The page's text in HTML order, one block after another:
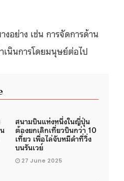
อย่าง เช่น การจัดการด้าน
นินการโดยมนุษย์ต่อไป
สนามบินแห่งหนึ่งในญี่ปุ่น
ต้องยกเลิกเที่ยวบินกว่า 10
เที่ยว เพื่อไล่จับหมีดำที่วิ่ง
บนรันเวย์
27 June 2025